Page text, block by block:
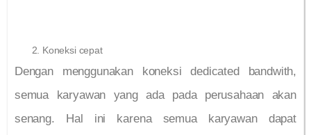
Koneksi cepat
Dengan menggunakan koneksi dedicated bandwith,
semua karyawan yang ada pada perusahaan akan
senang. Hal ini karena semua karyawan dapat